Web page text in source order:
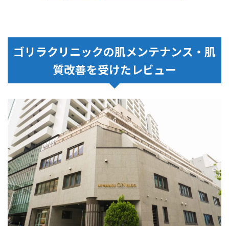
ゴリラクリニックの肌メンテナンス・肌
質改善を受けたレビュー